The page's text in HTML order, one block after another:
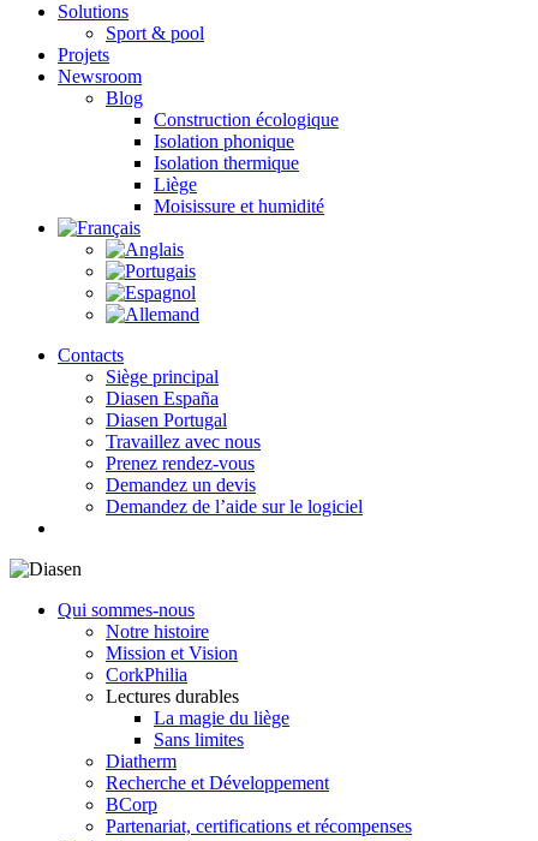
Solutions
Sport & pool
Projets
Newsroom
Blog
Construction écologique
Isolation phonique
Isolation thermique
Liège
Moisissure et humidité
Contacts
Siège principal
Diasen España
Diasen Portugal
Travaillez avec nous
Prenez rendez-vous
Demandez un devis
Demandez de l’aide sur le logiciel
Qui sommes-nous
Notre histoire
Mission et Vision
CorkPhilia
Lectures durables
La magie du liège
Sans limites
Diatherm
Recherche et Développement
BCorp
Partenariat, certifications et récompenses